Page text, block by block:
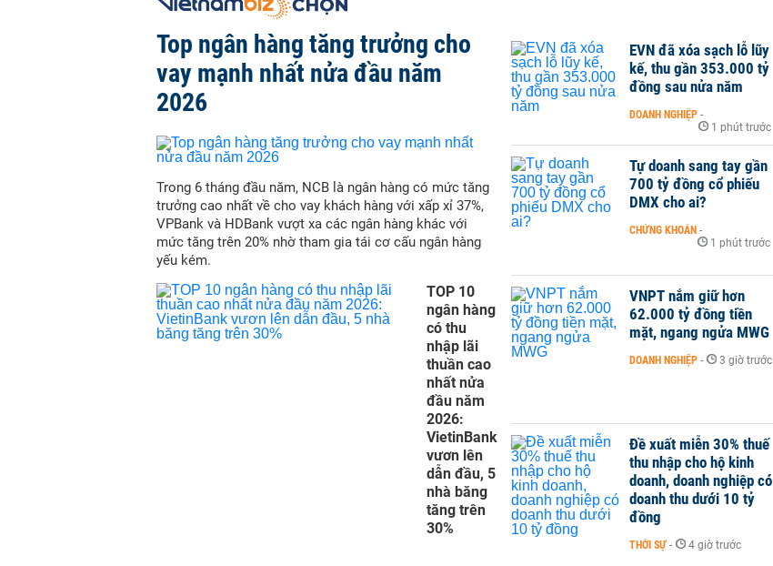
Top ngân hàng tăng trưởng cho
vay mạnh nhất nửa đầu năm
2026
Trong 6 tháng đầu năm, NCB là ngân hàng có mức tăng
trưởng cao nhất về cho vay khách hàng với xấp xỉ 37%,
VPBank và HDBank vượt xa các ngân hàng khác với
mức tăng trên 20% nhờ tham gia tái cơ cấu ngân hàng
yếu kém.
TOP 10
ngân hàng
có thu
nhập lãi
thuần cao
nhất nửa
đầu năm
2026:
VietinBank
vươn lên
dẫn đầu, 5
nhà băng
tăng trên
30%
EVN đã xóa sạch lỗ lũy
kế, thu gần 353.000 tỷ
đồng sau nửa năm
DOANH NGHIỆP -
1 phút trước
Tự doanh sang tay gần
700 tỷ đồng cổ phiếu
DMX cho ai?
CHỨNG KHOÁN -
1 phút trước
VNPT nắm giữ hơn
62.000 tỷ đồng tiền
mặt, ngang ngửa MWG
DOANH NGHIỆP - 3 giờ trước
Đề xuất miễn 30% thuế
thu nhập cho hộ kinh
doanh, doanh nghiệp có
doanh thu dưới 10 tỷ
đồng
THỜI SỰ - 4 giờ trước